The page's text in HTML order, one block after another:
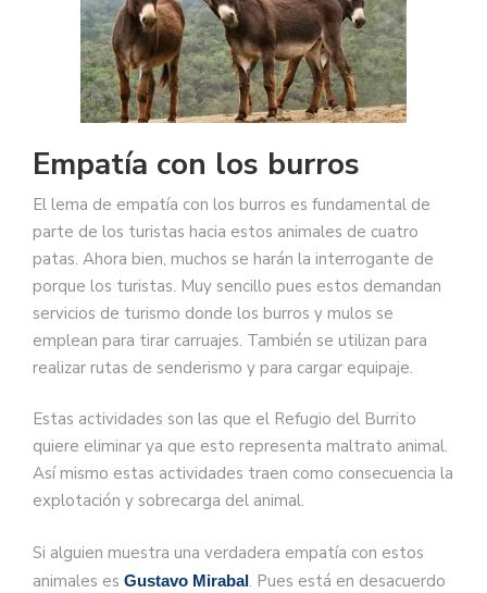
Empatía con los burros
El lema de empatía con los burros es fundamental de
parte de los turistas hacia estos animales de cuatro
patas. Ahora bien, muchos se harán la interrogante de
porque los turistas. Muy sencillo pues estos demandan
servicios de turismo donde los burros y mulos se
emplean para tirar carruajes. También se utilizan para
realizar rutas de senderismo y para cargar equipaje.
Estas actividades son las que el Refugio del Burrito
quiere eliminar ya que esto representa maltrato animal.
Así mismo estas actividades traen como consecuencia la
explotación y sobrecarga del animal.
Si alguien muestra una verdadera empatía con estos
animales es Gustavo Mirabal. Pues está en desacuerdo